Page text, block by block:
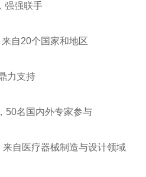
强强联手
自20个国家和地区
力支持
50名国内外专家参与
来自医疗器械制造与设计领域